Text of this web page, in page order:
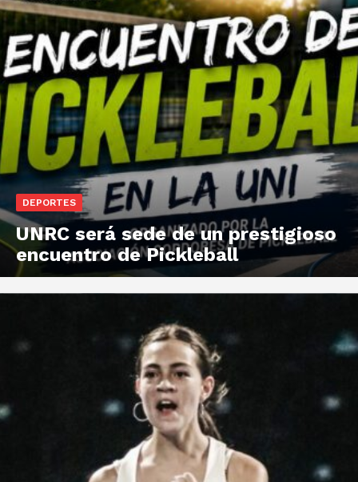
DEPORTES
UNRC será sede de un prestigioso
encuentro de Pickleball